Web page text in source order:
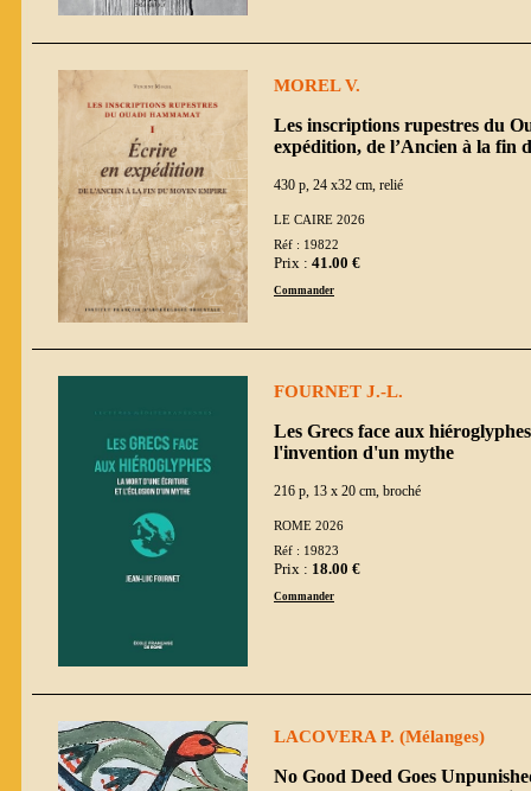
MOREL V.
Les inscriptions rupestres du
expédition, de l’Ancien à la fin
430 p, 24 x32 cm, relié
LE CAIRE 2026
Réf : 19822
Prix : 41.00 €
Commander
FOURNET J.-L.
Les Grecs face aux
l'invention d'un mythe
216 p, 13 x 20 cm, broché
ROME 2026
Réf : 19823
Prix : 18.00 €
Commander
LACOVERA P. (Mélanges)
No Good Deed Goes